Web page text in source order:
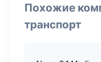
Похожие
транспорт